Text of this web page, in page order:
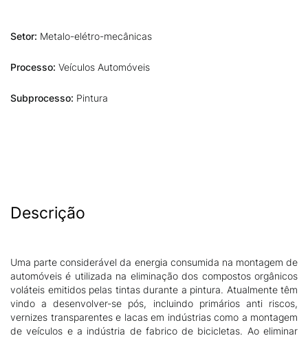
Setor: Metalo-elétro-mecânicas
Processo: Veículos Automóveis
Subprocesso: Pintura
Descrição
Uma parte considerável da energia consumida na montagem de
automóveis é utilizada na eliminação dos compostos orgânicos
voláteis emitidos pelas tintas durante a pintura. Atualmente têm
vindo a desenvolver-se pós, incluindo primários anti riscos,
vernizes transparentes e lacas em indústrias como a montagem
de veículos e a indústria de fabrico de bicicletas. Ao eliminar